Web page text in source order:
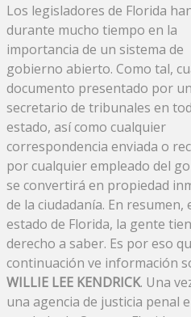
Los legisladores de Florida
durante mucho tiempo en la
importancia de un sistema de
gobierno abierto. Como tal,
documento presentado por un
secretario de tribunales en
estado, así como cualquier
correspondencia enviada o
por cualquier empleado del
se convertirá en propiedad
de la ciudadanía. En resumen,
estado de Florida, la gente
derecho a saber. Es por eso
continuación ve información
WILLIE LEE KENDRICK. Una
una agencia de justicia penal